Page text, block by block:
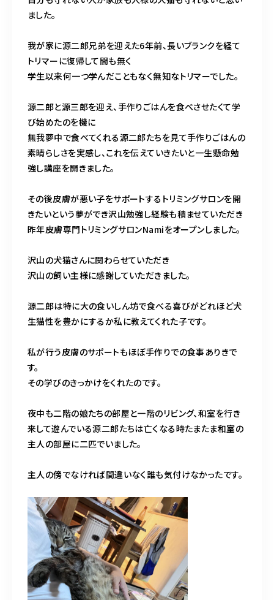
ました。
我が家に源二郎兄弟を迎えた6年前、長いブランクを経て
トリマーに復帰して間も無く
学生以来何一つ学んだこともなく無知なトリマーでした。
源二郎と源三郎を迎え、手作りごはんを食べさせたくて学
び始めたのを機に
無我夢中で食べてくれる源二郎たちを見て手作りごはんの
素晴らしさを実感し、これを伝えていきたいと一生懸命勉
強し講座を開きました。
その後皮膚が悪い子をサポートするトリミングサロンを開
きたいという夢ができ沢山勉強し経験も積ませていただき
昨年皮膚専門トリミングサロンNamiをオープンしました。
沢山の犬猫さんに関わらせていただき
沢山の飼い主様に感謝していただきました。
源二郎は特に大の食いしん坊で食べる喜びがどれほど犬
生猫性を豊かにするか私に教えてくれた子です。
私が行う皮膚のサポートもほぼ手作りでの食事ありきで
す。
その学びのきっかけをくれたのです。
夜中も二階の娘たちの部屋と一階のリビング、和室を行き
来して遊んでいる源二郎たちは亡くなる時たまたま和室の
主人の部屋に二匹でいました。
主人の傍でなければ間違いなく誰も気付けなかったです。